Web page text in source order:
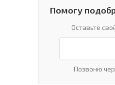
Помогу
Оставьте
Позвоню